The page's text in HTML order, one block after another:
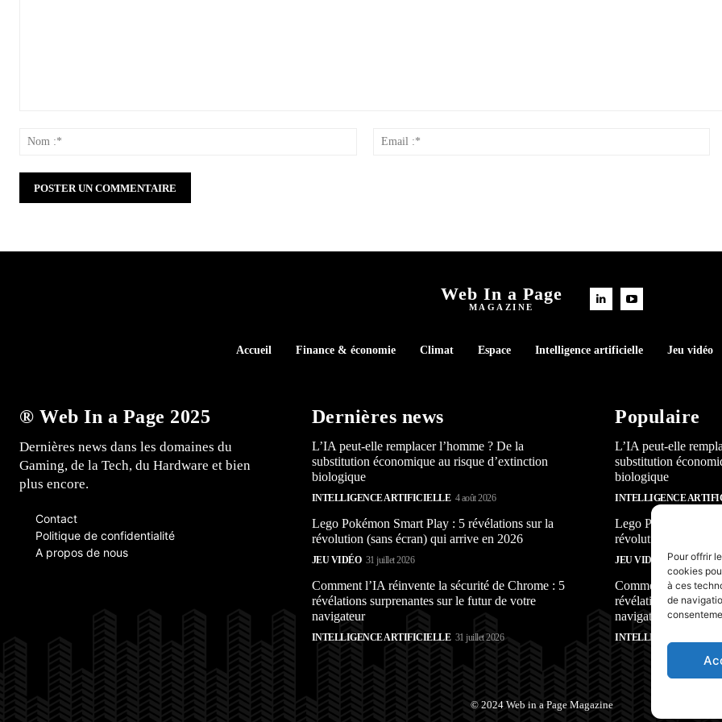
Pour offrir
cookies
à ces
de
Web In a Page
MAGAZINE
Accueil Finance & économie Climat Espace Intelligence artificielle Jeu vidéo
® Web In a Page 2025
Dernières news dans les domaines du
Gaming, de la Tech, du Hardware et bien
plus encore.
Contact
Politique de confidentialité
A propos de nous
Dernières news
L’IA peut-elle remplacer l’homme ? De la
substitution économique au risque d’extinction
biologique
INTELLIGENCE ARTIFICIELLE 4 août 2026
Lego Pokémon Smart Play : 5 révélations sur la
révolution (sans écran) qui arrive en 2026
JEU VIDÉO 31 juillet 2026
Comment l’IA réinvente la sécurité de Chrome : 5
révélations surprenantes sur le futur de votre
navigateur
INTELLIGENCE ARTIFICIELLE 31 juillet 2026
Populaire
L’IA peut-elle
substitution
biologique
INTELLIGENCE
Lego Pokémon
révolution (sans
JEU VIDÉO 31 juillet 2026
Comment l’IA
révélations
navigateur
INTELLIGENCE
© 2024 Web in a Page Magazine